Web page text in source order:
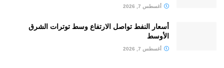
أغسطس 7, 2026
أسعار النفط تواصل الارتفاع وسط توترات الشرق
الأوسط
أغسطس 7, 2026